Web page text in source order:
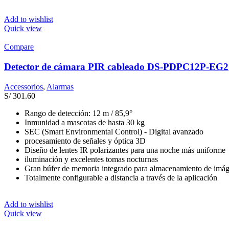
Add to wishlist
Quick view
Compare
Detector de cámara PIR cableado DS-PDPC12P-EG2
Accessorios, Alarmas
S/301.60
Rango de detección: 12 m / 85,9°
Inmunidad a mascotas de hasta 30 kg
SEC (Smart Environmental Control) - Digital avanzado
procesamiento de señales y óptica 3D
Diseño de lentes IR polarizantes para una noche más uniforme
iluminación y excelentes tomas nocturnas
Gran búfer de memoria integrado para almacenamiento de
Totalmente configurable a distancia a través de la aplicación
Add to wishlist
Quick view